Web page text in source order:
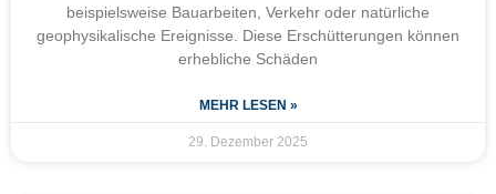
beispielsweise Bauarbeiten, Verkehr oder natürliche
geophysikalische Ereignisse. Diese Erschütterungen können
erhebliche Schäden
MEHR LESEN »
29. Dezember 2025